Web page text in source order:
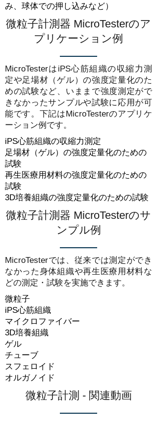
み、球体での押し込みなど）
微粒子計測器 MicroTesterのア
プリケーション例
MicroTesterはiPS心筋組織の収縮力測
定や足場材（ゲル）の強度定量化のた
めの試験など、いままで強度測定がで
きなかったサンプルや試験に応用が可
能です。下記はMicroTesterのアプリケ
ーション例です。
iPS心筋組織の収縮力測定
足場材（ゲル）の強度定量化のための
試験
再生医療用材料の強度定量化のための
試験
3D培養組織の強度定量化のための試験
微粒子計測器 MicroTesterのサ
ンプル例
MicroTesterでは、従来では測定ができ
なかった身体組織や再生医療用材料な
どの測定・試験を実施できます。
微粒子
iPS心筋組織
マイクロファイバー
3D培養組織
ゲル
チューブ
スフェロイド
オルガノイド
微粒子計測 - 関連動画